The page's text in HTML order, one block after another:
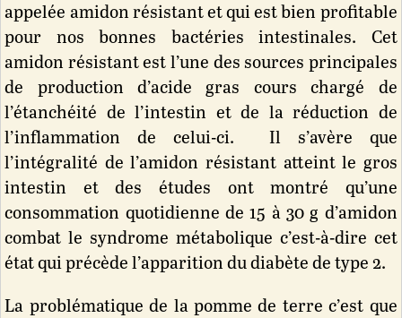
appelée amidon résistant et qui est bien profitable
pour nos bonnes bactéries intestinales. Cet
amidon résistant est l’une des sources principales
de production d’acide gras cours chargé de
l’étanchéité de l’intestin et de la réduction de
l’inflammation de celui-ci. Il s’avère que
l’intégralité de l’amidon résistant atteint le gros
intestin et des études ont montré qu’une
consommation quotidienne de 15 à 30 g d’amidon
combat le syndrome métabolique c’est-à-dire cet
état qui précède l’apparition du diabète de type 2.
La problématique de la pomme de terre c’est que